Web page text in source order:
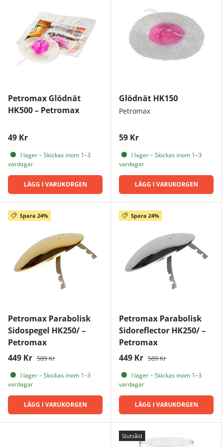
Petromax Glödnät
HK500 – Petromax
49 Kr
I lager – Skickas inom 1–3
vardagar
LÄGG I VARUKORGEN
Glödnät HK150
Petromax
59 Kr
I lager – Skickas inom 1–3
vardagar
LÄGG I VARUKORGEN
Spara 24%
Petromax Parabolisk
Sidospegel HK250/ –
Petromax
449 Kr 589 Kr
I lager – Skickas inom 1–3
vardagar
LÄGG I VARUKORGEN
Spara 24%
Petromax Parabolisk
Sidoreflector HK250/ –
Petromax
449 Kr 589 Kr
I lager – Skickas inom 1–3
vardagar
LÄGG I VARUKORGEN
Slutsåld